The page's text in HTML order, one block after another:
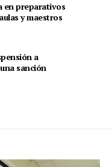
en preparativos
y maestros
a
sanción